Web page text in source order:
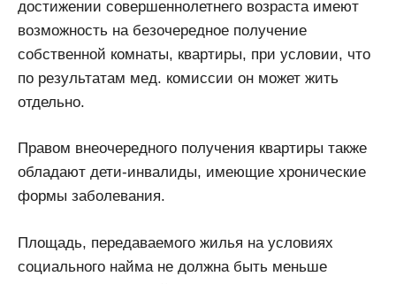
достижении совершеннолетнего возраста имеют
возможность на безочередное получение
собственной комнаты, квартиры, при условии, что
по результатам мед. комиссии он может жить
отдельно.
Правом внеочередного получения квартиры также
обладают дети-инвалиды, имеющие хронические
формы заболевания.
Площадь, передаваемого жилья на условиях
социального найма не должна быть меньше